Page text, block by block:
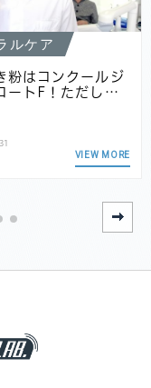
ルケア
粉はコンクールジ
ートF！ただし…
VIEW MORE